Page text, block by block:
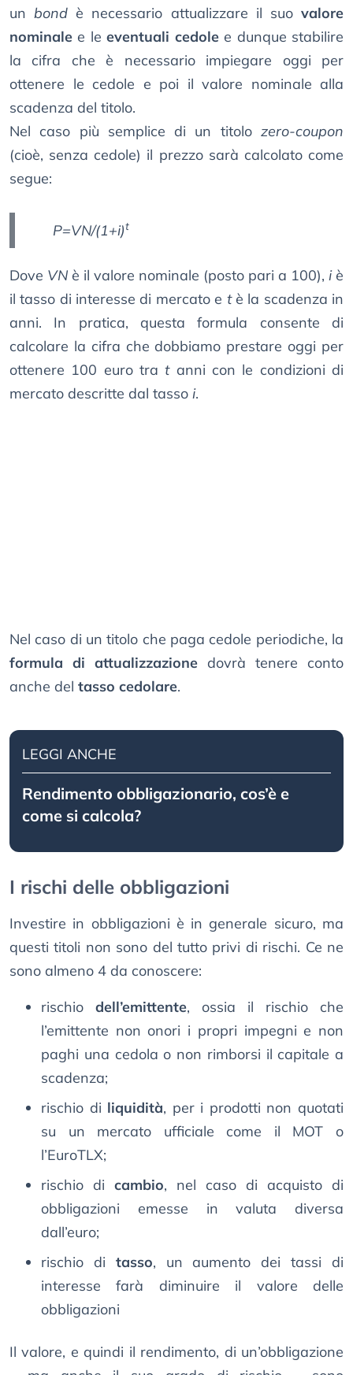
unbond è necessario attualizzare il suovalore
nominale e leeventuali cedolee dunque stabilire
la cifra che è necessario impiegare oggi per
ottenere le cedole e poi il valore nominale alla
scadenza del titolo.
Nel caso più semplice di un titolo zero-coupon
(cioè, senza cedole) il prezzo sarà calcolato come
segue:
P=VN/(1+i)t
Dove VN è il valore nominale (posto pari a 100), iè
il tasso di interesse di mercato e tè la scadenza in
anni. In pratica, questa formula consente di
calcolare la cifra che dobbiamo prestare oggi per
ottenere 100 euro tratanni con le condizioni di
mercato descritte dal tasso i.
Nel caso di un titolo che paga cedole periodiche, la
formula di attualizzazione dovrà tenere conto
anche del tasso cedolare.
LEGGI ANCHE
Rendimento obbligazionario, cos’è e
come si calcola?
I rischi delle obbligazioni
Investire in obbligazioni è in generale sicuro, ma
questi titoli non sono del tutto privi di rischi. Ce ne
sono almeno 4 da conoscere:
rischio dell’emittente, ossia il rischio che
l’emittente non onori i propri impegni e non
paghi una cedola o non rimborsi il capitale a
scadenza;
rischio di liquidità, per i prodotti non quotati
su un mercato ufficiale come il MOT o
l’EuroTLX;
rischio di cambio, nel caso di acquisto di
obbligazioni emesse in valuta diversa
dall’euro;
rischio di tasso, un aumento dei tassi di
interesse farà diminuire il valore delle
obbligazioni
Il valore, e quindi il rendimento, di un’obbligazione